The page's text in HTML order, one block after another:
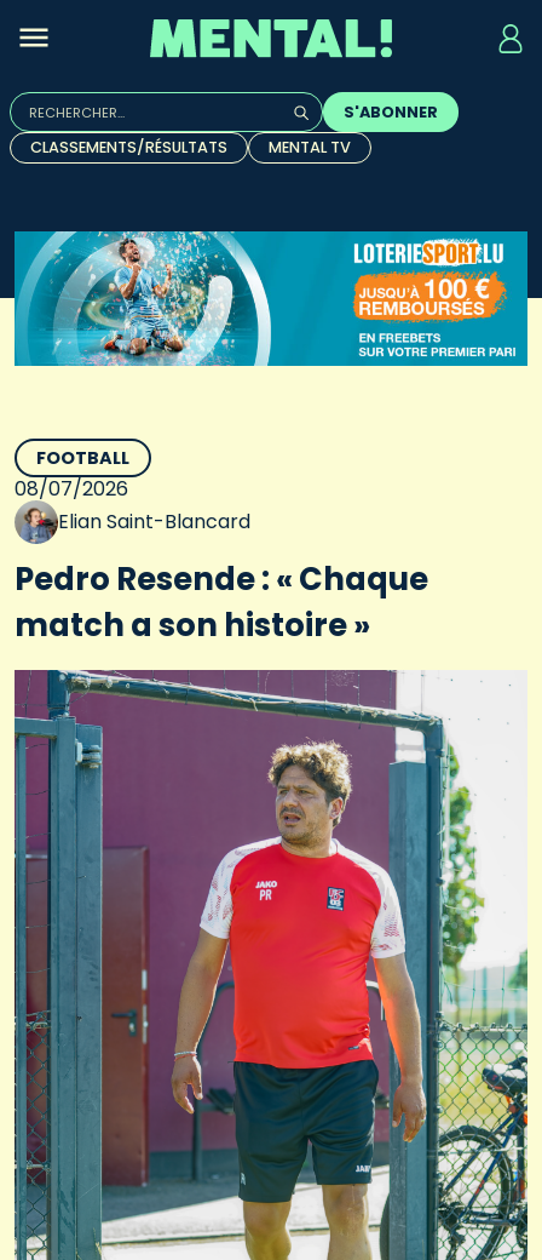
Rechercher :
Quand les résultats de l'auto-complétion sont
S'ABONNER
CLASSEMENTS/RÉSULTATS
MENTAL TV
FOOTBALL
08/07/2026
Elian Saint-Blancard
Pedro Resende : « Chaque
match a son histoire »